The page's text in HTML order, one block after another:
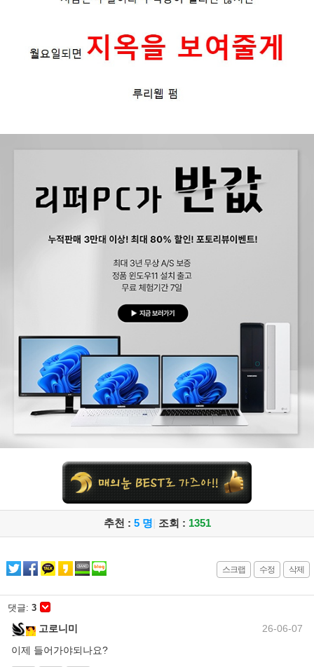
추천 : 5 명 조회 : 1351
스크랩 수정 삭제
댓글: 3
고로니미
26-06-07
이제 들어가야되나요?